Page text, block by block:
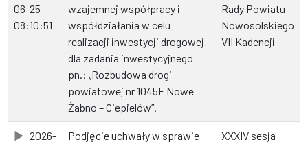
06-25
08:10:51
wzajemnej współpracy i
współdziałania w celu
realizacji inwestycji drogowej
dla zadania inwestycyjnego
pn.: „Rozbudowa drogi
powiatowej nr 1045F Nowe
Żabno – Ciepielów”.
Rady Powiatu
Nowosolskiego
VII Kadencji
2026-
Podjęcie uchwały w sprawie
XXXIV sesja